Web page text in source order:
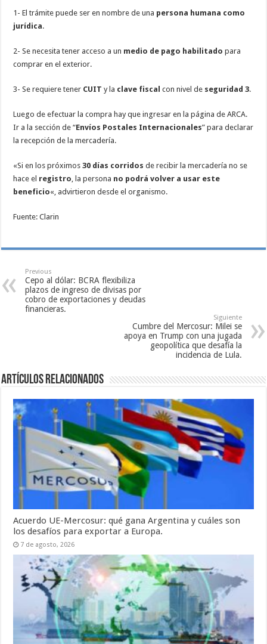
1- El trámite puede ser en nombre de una persona humana como
jurídica.
2- Se necesita tener acceso a un medio de pago habilitado para
comprar en el exterior.
3- Se requiere tener CUIT y la clave fiscalcon nivel de seguridad 3.
Luego de efectuar la compra hay que ingresar en la página de ARCA.
Ir a la sección de “Envíos Postales Internacionales” para declarar
la recepción de la mercadería.
«Si en los próximos30 días corridos de recibir la mercadería no se
hace el registro , la persona no podrá volver a usar este
beneficio«, advirtieron desde el organismo.
Fuente: Clarin
Previous
Cepo al dólar: BCRA flexibiliza
plazos de ingreso de divisas por
cobro de exportaciones y deudas
financieras.
Siguiente
Cumbre del Mercosur: Milei se
apoya en Trump con una jugada
geopolítica que desafía la
incidencia de Lula.
Artículos relacionados
Acuerdo UE-Mercosur: qué gana Argentina y cuáles son
los desafíos para exportar a Europa.
7 de agosto, 2026